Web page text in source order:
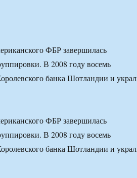
ФБР завершилась
В 2008 году восемь
банка Шотландии и
ФБР завершилась
В 2008 году восемь
банка Шотландии и